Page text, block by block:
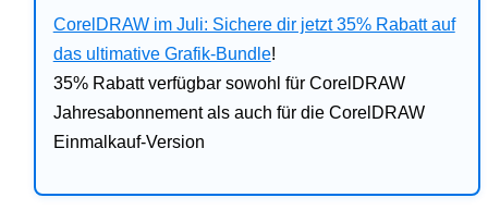
CorelDRAW im Juli: Sichere dir jetzt 35% Rabatt auf
das ultimative Grafik-Bundle!
35% Rabatt verfügbar sowohl für CorelDRAW
Jahresabonnement als auch für die CorelDRAW
Einmalkauf-Version